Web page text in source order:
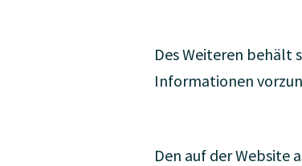
Des Weiteren behält
Informationen
Den auf der Website